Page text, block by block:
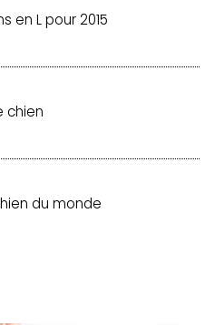
en L pour 2015
chien
du monde